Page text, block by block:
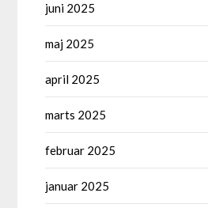
juni 2025
maj 2025
april 2025
marts 2025
februar 2025
januar 2025